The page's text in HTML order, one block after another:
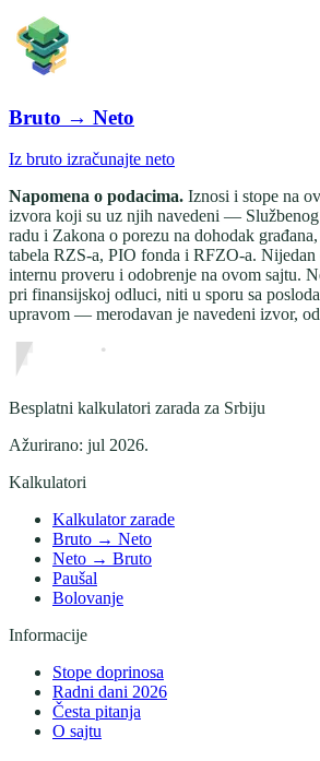
Bruto → Neto
Iz bruto izračunajte neto
Napomena o podacima. Iznosi i stope na
izvora koji su uz njih navedeni —
radu i Zakona o porezu na dohodak
tabela RZS-a, PIO fonda i RFZO-a.
internu proveru i odobrenje na ovom sajtu.
pri finansijskoj odluci, niti u sporu sa
upravom — merodavan je navedeni izvor,
Besplatni kalkulatori zarada za Srbiju
Ažurirano: jul 2026.
Kalkulatori
Kalkulator zarade
Bruto → Neto
Neto → Bruto
Paušal
Bolovanje
Informacije
Stope doprinosa
Radni dani 2026
Česta pitanja
O sajtu